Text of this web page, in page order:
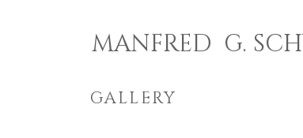
MANFRED G.
GALLERY